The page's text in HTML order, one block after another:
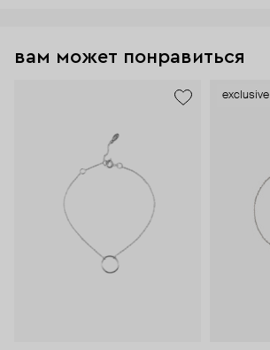
вам может понравиться
exclusive